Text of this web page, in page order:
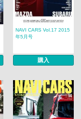
NAVI CARS Vol.17 2015
年5月号
購入